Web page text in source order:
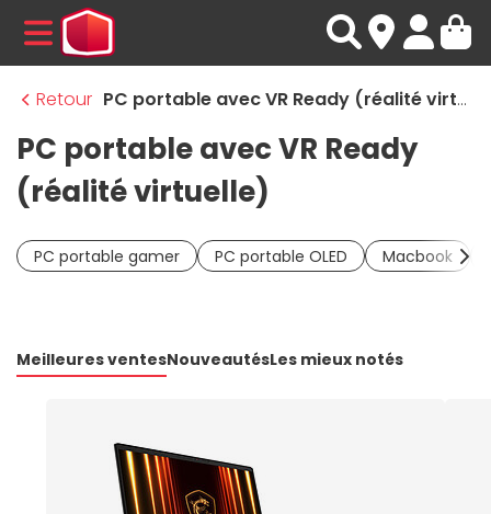
MENU
Retour
PC portable avec VR Ready (réalité virtuelle)
PC portable avec VR Ready
(réalité virtuelle)
PC portable gamer PC portable OLED Macbook
Meilleures ventesNouveautésLes mieux notés